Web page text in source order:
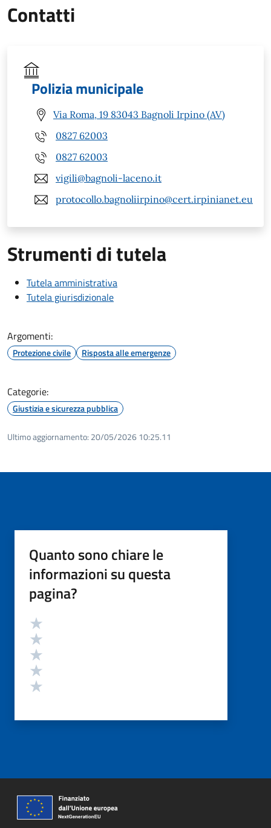
Contatti
Polizia municipale
Via Roma, 19 83043 Bagnoli Irpino (AV)
0827 62003
0827 62003
vigili@bagnoli-laceno.it
protocollo.bagnoliirpino@cert.irpinianet.eu
Strumenti di tutela
Tutela amministrativa
Tutela giurisdizionale
Argomenti:
Protezione civile Risposta alle emergenze
Categorie:
Giustizia e sicurezza pubblica
Ultimo aggiornamento: 20/05/2026 10:25.11
Quanto sono chiare le
informazioni su questa
pagina?
Valutazione